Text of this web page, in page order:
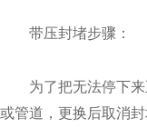
带压封堵步骤：
为了把无法停下来正
或管道，更换后取消封